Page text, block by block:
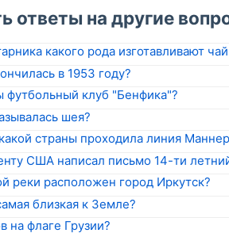
ответы на другие
какого рода изготавливают
в 1953 году?
футбольный клуб "Бенфика"?
шея?
страны проходила линия
США написал письмо 14-ти
реки расположен город Иркутск?
близкая к Земле?
на флаге Грузии?